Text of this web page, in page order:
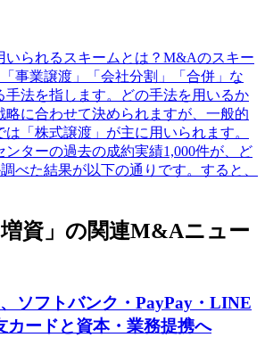
られるスキームとは？M&Aのスキー
事業譲渡」「会社分割」「合併」な
手法を指します。どの手法を用いるか
に合わせて決められますが、一般的
「株式譲渡」が主に用いられます。
ターの過去の成約実績1,000件が、ど
べた結果が以下の通りです。すると、
増資」の関連M&Aニュー
ソフトバンク・PayPay・LINE
カードと資本・業務提携へ